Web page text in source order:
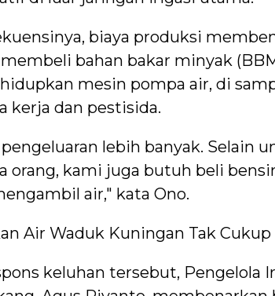
biaya produksi
bahan bakar minyak
mesin pompa air, di
kerja dan pestisida.
pengeluaran lebih banyak. Selain
orang, kami juga butuh beli
air," kata Ono.
Air Waduk Kuningan Tak Cukup
keluhan tersebut, Pengelola